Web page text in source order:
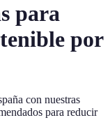
para
por
con nuestras
para reducir